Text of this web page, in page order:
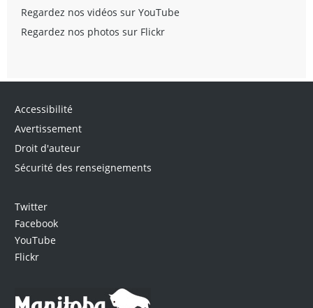
Regardez nos vidéos sur YouTube
Regardez nos photos sur Flickr
Accessibilité
Avertissement
Droit d'auteur
Sécurité des renseignements
Twitter
Facebook
YouTube
Flickr